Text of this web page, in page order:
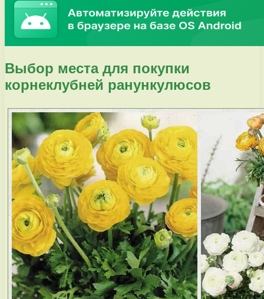
Выбор места для покупки
корнеклубней ранункулюсов